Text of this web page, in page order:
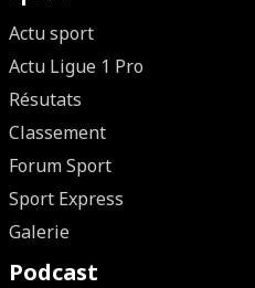
Actu sport
Actu Ligue 1 Pro
Résutats
Classement
Forum Sport
Sport Express
Galerie
Podcast